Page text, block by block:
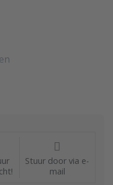
Stuur door via e-
mail